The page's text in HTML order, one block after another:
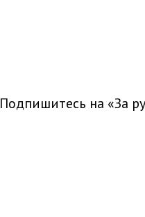
Подпишитесь на «За